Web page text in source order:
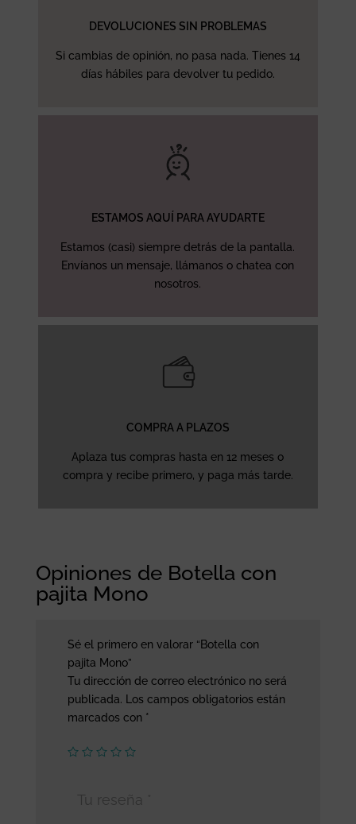
DEVOLUCIONES SIN PROBLEMAS
Si cambias de opinión, no pasa nada. Tienes 14
días hábiles para devolver tu pedido.
ESTAMOS AQUÍ PARA AYUDARTE
Estamos (casi) siempre detrás de la pantalla.
Envíanos un mensaje, llámanos o chatea con
nosotros.
COMPRA A PLAZOS
Aplaza tus compras hasta en 12 meses o
compra y recibe primero, y paga más tarde.
Opiniones de Botella con
pajita Mono
Sé el primero en valorar “Botella con
pajita Mono”
Tu dirección de correo electrónico no será
publicada. Los campos obligatorios están
marcados con *